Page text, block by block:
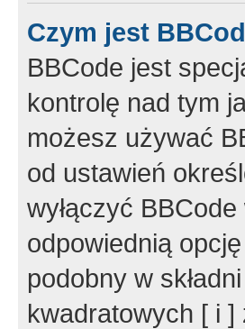
Czym jest
BBCode jest
kontrolę nad tym
możesz używać
od ustawień
wyłączyć
odpowiednią
podobny w
kwadratowych [ i ]